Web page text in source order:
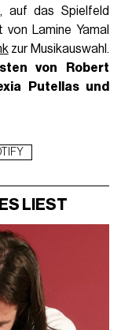
auf das Spielfeld
Lamine Yamal
zur Musikauswahl.
von
Robert
Putellasund
LIEST